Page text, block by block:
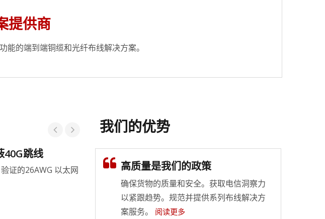
提供商
的端到端铜缆和光纤布线解决方案。
40G跳线
证的26AWG 以太网
多功能LGX光纤配线架
光纤布线系统的灵活选项
阅读更多
我们的优势
获取电信洞察力
系列布线解决方
高质量是我们的政策
确保货物的质量和安全。获取电信洞察力
以紧跟趋势。规范并提供系列布线解决方
案服务。
阅读更多